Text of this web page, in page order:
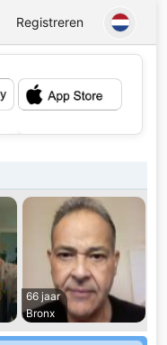
Registreren
66 jaar
Bronx